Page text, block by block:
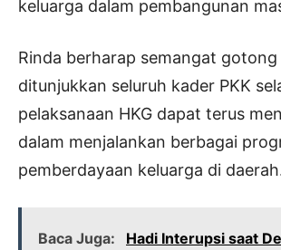
keluarga dalam pembangunan
Rinda berharap semangat
ditunjukkan seluruh kader PKK
pelaksanaan HKG dapat terus
dalam menjalankan berbagai
pemberdayaan keluarga di
Baca Juga:
Hadi Interupsi saat